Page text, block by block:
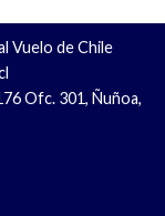
Vuelo de Chile
Ofc. 301, Ñuñoa,